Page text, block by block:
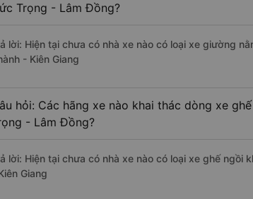
Trọng - Lâm Đồng?
lời: Hiện tại chưa có nhà xe nào có loại xe giường
- Kiên Giang
hỏi: Các hãng xe nào khai thác dòng xe
- Lâm Đồng?
lời: Hiện tại chưa có nhà xe nào có loại xe ghế
Giang